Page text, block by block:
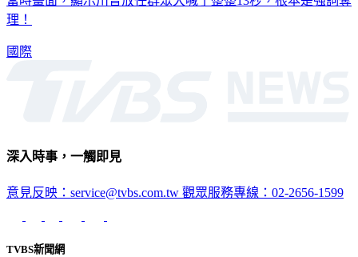
理！
國際
深入時事，一觸即見
意見反映：service@tvbs.com.tw 觀眾服務專線：02-2656-1599
TVBS新聞網